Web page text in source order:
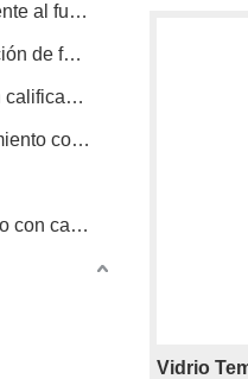
FPOS de vidrio resistente al fuego
Ventanas con calificación de fuego
Puerta acristalada con calificación de fuego
Partición de acristalamiento con calificación de fuego
Piso de acristalamiento con calificación de fuego/tragaluz
Vidrio